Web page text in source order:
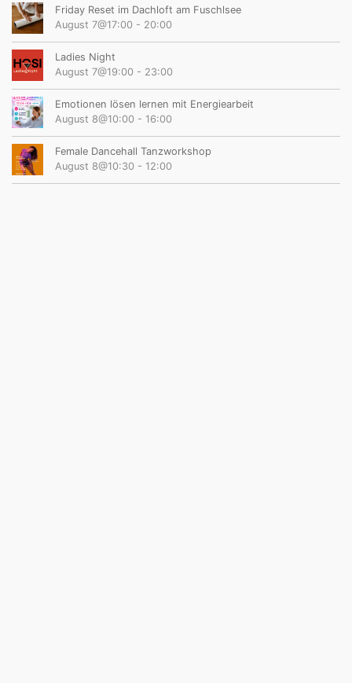
Friday Reset im Dachloft am Fuschlsee
August 7@17:00 - 20:00
Ladies Night
August 7@19:00 - 23:00
Emotionen lösen lernen mit Energiearbeit
August 8@10:00 - 16:00
Female Dancehall Tanzworkshop
August 8@10:30 - 12:00